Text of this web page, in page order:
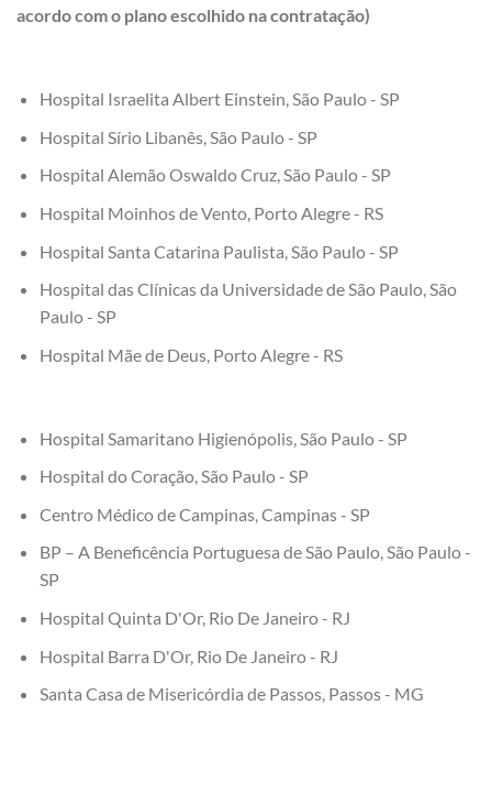
acordo com o plano escolhido na contratação)
Hospital Israelita Albert Einstein, São Paulo - SP
Hospital Sírio Libanês, São Paulo - SP
Hospital Alemão Oswaldo Cruz, São Paulo - SP
Hospital Moinhos de Vento, Porto Alegre - RS
Hospital Santa Catarina Paulista, São Paulo - SP
Hospital das Clínicas da Universidade de São Paulo, São
Paulo - SP
Hospital Mãe de Deus, Porto Alegre - RS
Hospital Samaritano Higienópolis, São Paulo - SP
Hospital do Coração, São Paulo - SP
Centro Médico de Campinas, Campinas - SP
BP – A Beneficência Portuguesa de São Paulo, São Paulo -
SP
Hospital Quinta D'Or, Rio De Janeiro - RJ
Hospital Barra D'Or, Rio De Janeiro - RJ
Santa Casa de Misericórdia de Passos, Passos - MG